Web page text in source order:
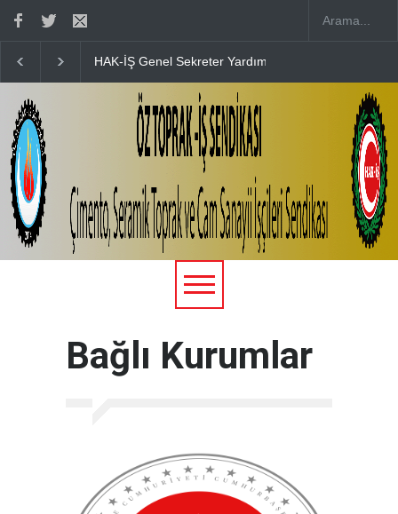
Düğün Merasimine Katılım Sağladık 15 TEMMUZ’UN 10.
Bağlı Kurumlar